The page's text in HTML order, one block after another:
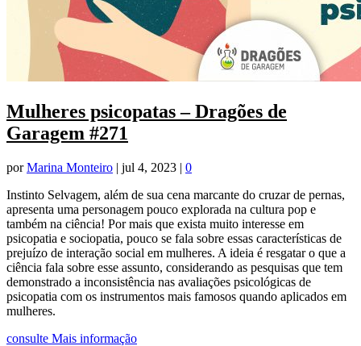
Mulheres psicopatas – Dragões de
Garagem #271
porMarina Monteiro | jul 4, 2023 | 0
Instinto Selvagem, além de sua cena marcante do cruzar de pernas,
apresenta uma personagem pouco explorada na cultura pop e
também na ciência! Por mais que exista muito interesse em
psicopatia e sociopatia, pouco se fala sobre essas características de
prejuízo de interação social em mulheres. A ideia é resgatar o que a
ciência fala sobre esse assunto, considerando as pesquisas que tem
demonstrado a inconsistência nas avaliações psicológicas de
psicopatia com os instrumentos mais famosos quando aplicados em
mulheres.
consulte Mais informação